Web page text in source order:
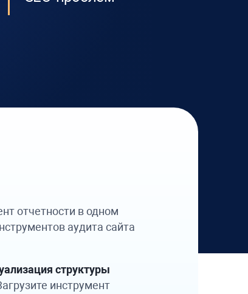
отчетности в одном
аудита сайта
структуры
инструмент